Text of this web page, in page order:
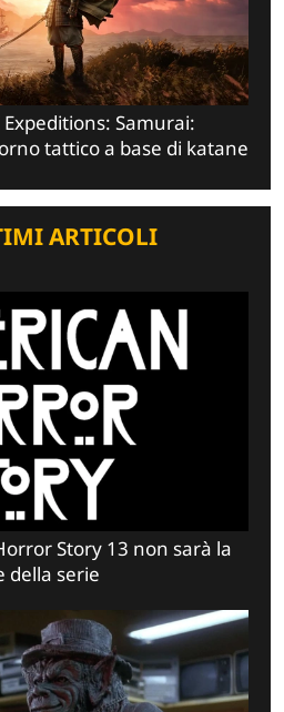
Expeditions: Samurai:
tattico a base di katane
ARTICOLI
Story 13 non sarà la
della serie